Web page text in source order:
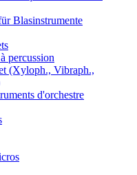
Blasinstrumente
percussion
(Xyloph., Vibraph.,
d'orchestre